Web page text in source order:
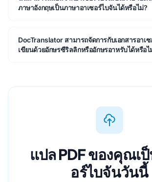
ภาษาอังกฤษเป็นภาษาอาเซอร์ไบจันได้หรือไม่?
DocTranslator สามารถจัดการกับเอกสารอาเ
เขียนด้วยอักษรซีริลลิกหรืออักษรอาหรับได้หรือไ
แปล PDF ของคุณเ
อร์ไบจันวันนี้